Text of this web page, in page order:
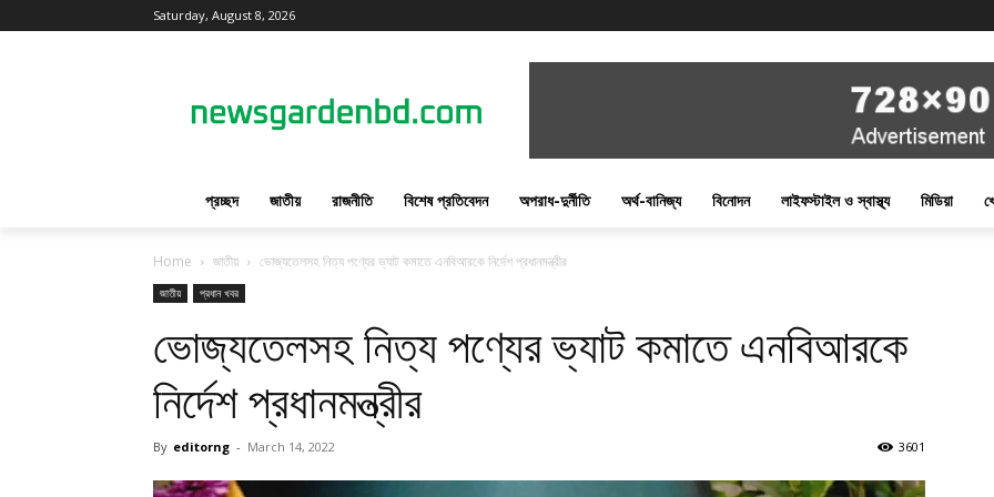
Saturday, August 8, 2026
প্রচ্ছদ জাতীয় রাজনীতি বিশেষ প্রতিবেদন অপরাধ-দুর্নীতি অর্থ-বানিজ্য বিনোদন লাইফস্টাইল ও স্বাস্থ্য মিডিয়া
Home জাতীয় ভোজ্যতেলসহ নিত্য পণ্যের ভ্যাট কমাতে এনবিআরকে নির্দেশ প্রধানমন্ত্রীর
জাতীয় প্রধান খবর
ভোজ্যতেলসহ নিত্য পণ্যের ভ্যাট কমাতে এনবিআরকে
নির্দেশ প্রধানমন্ত্রীর
By editorng - March 14, 2022 3601